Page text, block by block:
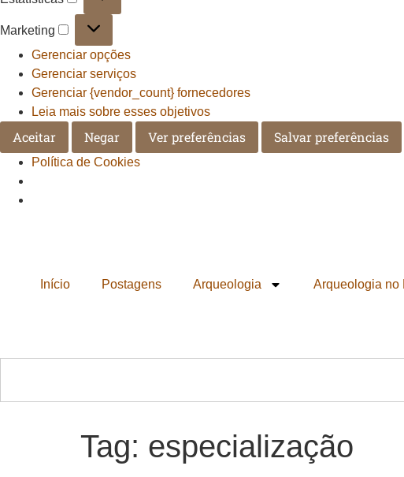
Marketing
Gerenciar opções
Gerenciar serviços
Gerenciar {vendor_count} fornecedores
Leia mais sobre esses objetivos
Aceitar Negar Ver preferências Salvar preferências
Política de Cookies
Início Postagens Arqueologia Arqueologia no
Tag: especialização